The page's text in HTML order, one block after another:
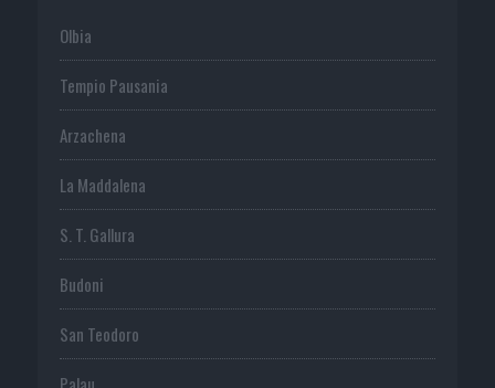
Olbia
Tempio Pausania
Arzachena
La Maddalena
S. T. Gallura
Budoni
San Teodoro